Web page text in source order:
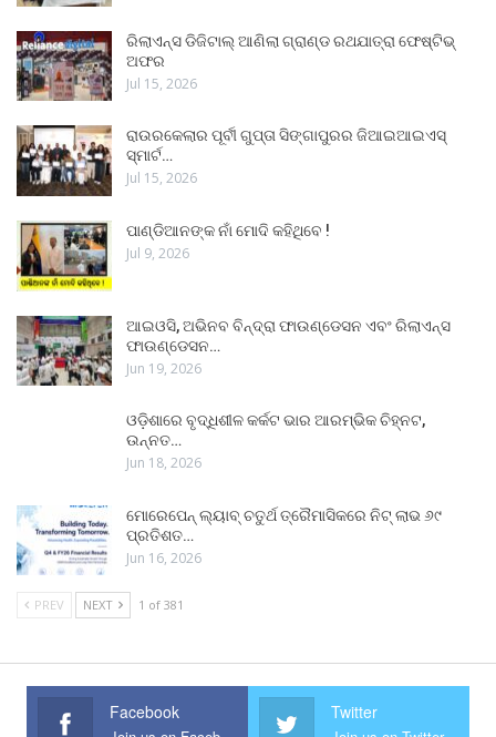
ରିଲାଏନ୍ସ ଡିଜିଟାଲ୍ ଆଣିଲା ଗ୍ରାଣ୍ଡ ରଥଯାତ୍ରା ଫେଷ୍ଟିଭ୍
ଅଫର
Jul 15, 2026
ରାଉରକେଲାର ପୂର୍ବୀ ଗୁପ୍ତା ସିଙ୍ଗାପୁରର ଜିଆଇଆଇଏସ୍
ସ୍ମାର୍ଟ…
Jul 15, 2026
ପାଣ୍ଡିଆନଙ୍କ ନାଁ ମୋଦି କହିଥିବେ !
Jul 9, 2026
ଆଇଓସି, ଅଭିନବ ବିନ୍ଦ୍ରା ଫାଉଣ୍ଡେସନ ଏବଂ ରିଲାଏନ୍ସ
ଫାଉଣ୍ଡେସନ…
Jun 19, 2026
ଓଡ଼ିଶାରେ ବୃଦ୍ଧିଶୀଳ କର୍କଟ ଭାର ଆରମ୍ଭିକ ଚିହ୍ନଟ,
ଉନ୍ନତ…
Jun 18, 2026
ମୋରେପେନ୍ ଲ୍ୟାବ୍ ଚତୁର୍ଥ ତ୍ରୈମାସିକରେ ନିଟ୍ ଲାଭ ୬୯
ପ୍ରତିଶତ…
Jun 16, 2026
PREV NEXT 1 of 381
Facebook Twitter